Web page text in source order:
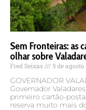
Sem Fronteiras: as
olhar sobre
Fred Seixas 5 de agosto
GOVERNADOR
Governador
primeiro cartão-
reserva muito mais